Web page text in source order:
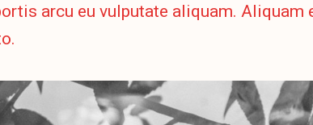
arcu eu vulputate aliquam. Aliquam